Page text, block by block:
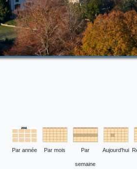
Par année Par mois Par
semaine
Aujourd'hui